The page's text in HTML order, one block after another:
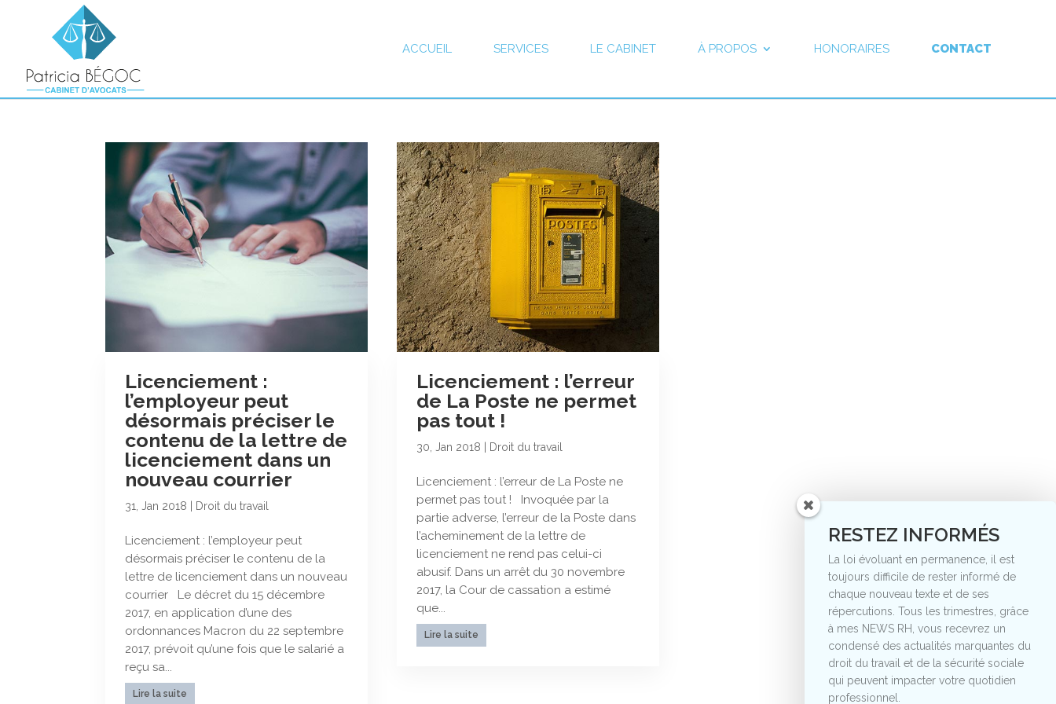
ACCUEIL SERVICES LE CABINET À PROPOS HONORAIRES CONTACT
Licenciement :
l’employeur peut
désormais préciser le
contenu de la lettre de
licenciement dans un
nouveau courrier
31, Jan 2018 Droit du travail
Licenciement : l’employeur peut
désormais préciser le contenu de la
lettre de licenciement dans un nouveau
courrier Le décret du 15 décembre
2017, en application d’une des
ordonnances Macron du 22 septembre
2017, prévoit qu’une fois que le salarié a
reçu sa...
Lire la suite
Licenciement : l’erreur
de La Poste ne permet
pas tout !
30, Jan 2018 Droit du travail
Licenciement : l’erreur de La Poste ne
permet pas tout ! Invoquée par la
partie adverse, l’erreur de la Poste dans
l’acheminement de la lettre de
licenciement ne rend pas celui-ci
abusif. Dans un arrêt du 30 novembre
2017, la Cour de cassation a estimé
que...
Lire la suite
RESTEZ INFORMÉS
La loi évoluant en permanence, il est
toujours difficile de rester informé de
chaque nouveau texte et de ses
répercutions. Tous les trimestres, grâce
à mes NEWS RH, vous recevrez un
condensé des actualités marquantes du
droit du travail et de la sécurité sociale
qui peuvent impacter votre quotidien
professionnel.